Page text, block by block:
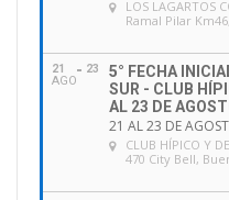
LOS LAGARTOS
Ramal Pilar
21
AGO
23
5° FECHA
SUR - CLUB
AL 23 DE
21 AL 23 DE
CLUB HÍPICO Y
470 City Bell,